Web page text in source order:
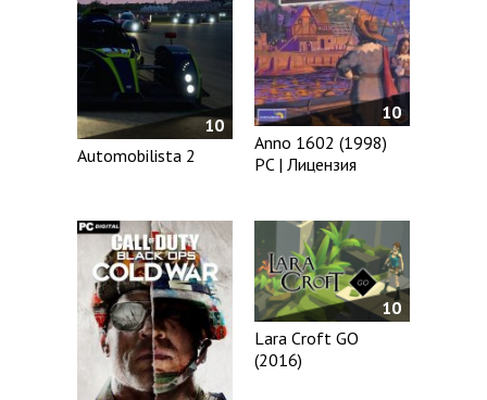
10
Automobilista 2
10
Anno 1602 (1998)
PC | Лицензия
10
Lara Croft GO
(2016)